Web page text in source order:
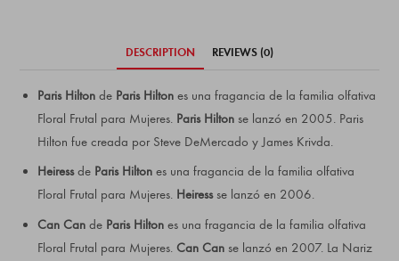
DESCRIPTION REVIEWS (0)
Paris Hiltonde Paris Hiltones una fragancia de la familia olfativa
Floral Frutal para Mujeres. Paris Hiltonse lanzó en 2005. Paris
Hilton fue creada por Steve DeMercado y James Krivda.
Heiressde Paris Hiltones una fragancia de la familia olfativa
Floral Frutal para Mujeres. Heiressse lanzó en 2006.
Can Cande Paris Hiltones una fragancia de la familia olfativa
Floral Frutal para Mujeres. Can Canse lanzó en 2007. La Nariz